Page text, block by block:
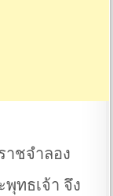
ชจำลอง
ทธเจ้า จึง